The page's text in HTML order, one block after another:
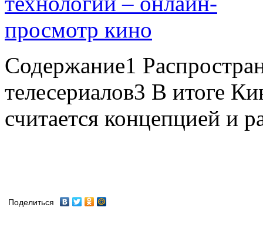
Содержание1
телесериалов3 В итоге
считается концепцией и
Поделиться